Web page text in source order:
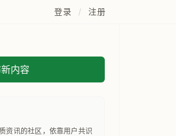
登录 / 注册
内容
资讯的社区，依靠用户共识